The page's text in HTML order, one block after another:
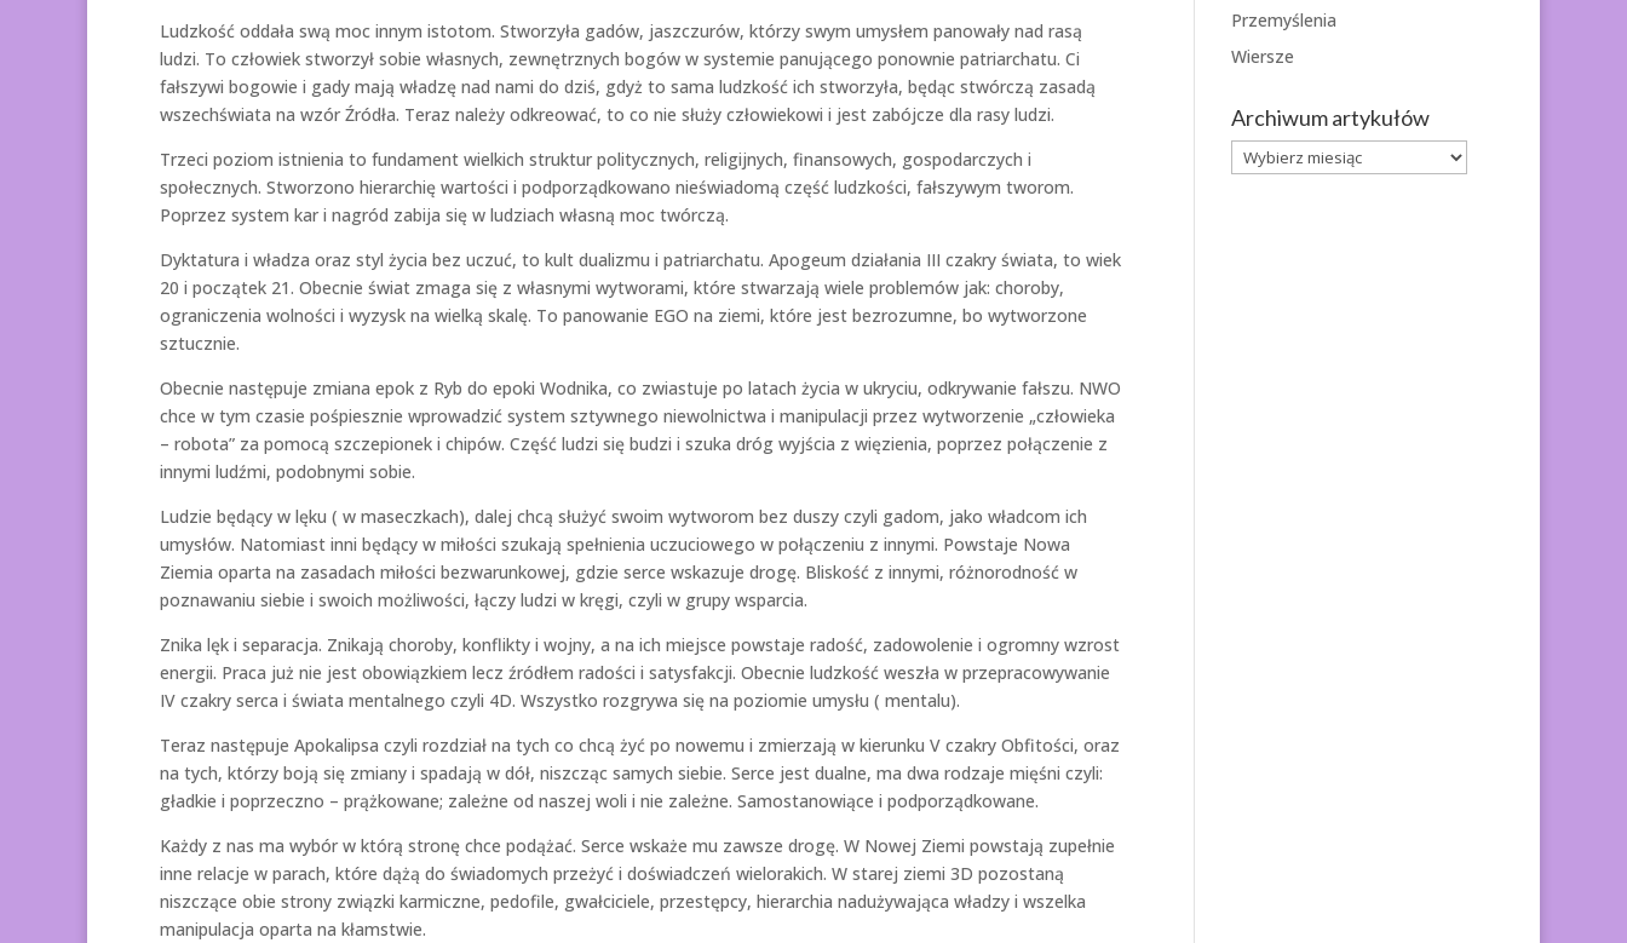
Ludzkość oddała swą moc innym istotom. Stworzyła gadów, jaszczurów, którzy swym umysłem panowały nad rasą
ludzi. To człowiek stworzył sobie własnych, zewnętrznych bogów w systemie panującego ponownie patriarchatu. Ci
fałszywi bogowie i gady mają władzę nad nami do dziś, gdyż to sama ludzkość ich stworzyła, będąc stwórczą zasadą
wszechświata na wzór Źródła. Teraz należy odkreować, to co nie służy człowiekowi i jest zabójcze dla rasy ludzi.
Trzeci poziom istnienia to fundament wielkich struktur politycznych, religijnych, finansowych, gospodarczych i
społecznych. Stworzono hierarchię wartości i podporządkowano nieświadomą część ludzkości, fałszywym tworom.
Poprzez system kar i nagród zabija się w ludziach własną moc twórczą.
Dyktatura i władza oraz styl życia bez uczuć, to kult dualizmu i patriarchatu. Apogeum działania III czakry świata, to wiek
20 i początek 21. Obecnie świat zmaga się z własnymi wytworami, które stwarzają wiele problemów jak: choroby,
ograniczenia wolności i wyzysk na wielką skalę. To panowanie EGO na ziemi, które jest bezrozumne, bo wytworzone
sztucznie.
Obecnie następuje zmiana epok z Ryb do epoki Wodnika, co zwiastuje po latach życia w ukryciu, odkrywanie fałszu. NWO
chce w tym czasie pośpiesznie wprowadzić system sztywnego niewolnictwa i manipulacji przez wytworzenie „człowieka
– robota” za pomocą szczepionek i chipów. Część ludzi się budzi i szuka dróg wyjścia z więzienia, poprzez połączenie z
innymi ludźmi, podobnymi sobie.
Ludzie będący w lęku ( w maseczkach), dalej chcą służyć swoim wytworom bez duszy czyli gadom, jako władcom ich
umysłów. Natomiast inni będący w miłości szukają spełnienia uczuciowego w połączeniu z innymi. Powstaje Nowa
Ziemia oparta na zasadach miłości bezwarunkowej, gdzie serce wskazuje drogę. Bliskość z innymi, różnorodność w
poznawaniu siebie i swoich możliwości, łączy ludzi w kręgi, czyli w grupy wsparcia.
Znika lęk i separacja. Znikają choroby, konflikty i wojny, a na ich miejsce powstaje radość, zadowolenie i ogromny wzrost
energii. Praca już nie jest obowiązkiem lecz źródłem radości i satysfakcji. Obecnie ludzkość weszła w przepracowywanie
IV czakry serca i świata mentalnego czyli 4D. Wszystko rozgrywa się na poziomie umysłu ( mentalu).
Teraz następuje Apokalipsa czyli rozdział na tych co chcą żyć po nowemu i zmierzają w kierunku V czakry Obfitości, oraz
na tych, którzy boją się zmiany i spadają w dół, niszcząc samych siebie. Serce jest dualne, ma dwa rodzaje mięśni czyli:
gładkie i poprzeczno – prążkowane; zależne od naszej woli i nie zależne. Samostanowiące i podporządkowane.
Każdy z nas ma wybór w którą stronę chce podążać. Serce wskaże mu zawsze drogę. W Nowej Ziemi powstają zupełnie
inne relacje w parach, które dążą do świadomych przeżyć i doświadczeń wielorakich. W starej ziemi 3D pozostaną
niszczące obie strony związki karmiczne, pedofile, gwałciciele, przestępcy, hierarchia nadużywająca władzy i wszelka
manipulacja oparta na kłamstwie.
Przemyślenia
Wiersze
Archiwum artykułów
Archiwum
artykułów